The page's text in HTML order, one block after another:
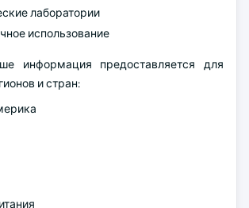
лаборатории
использование
информация предоставляется для
и стран: